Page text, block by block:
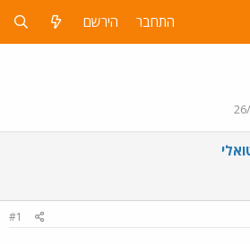
התחבר הירשם
#1